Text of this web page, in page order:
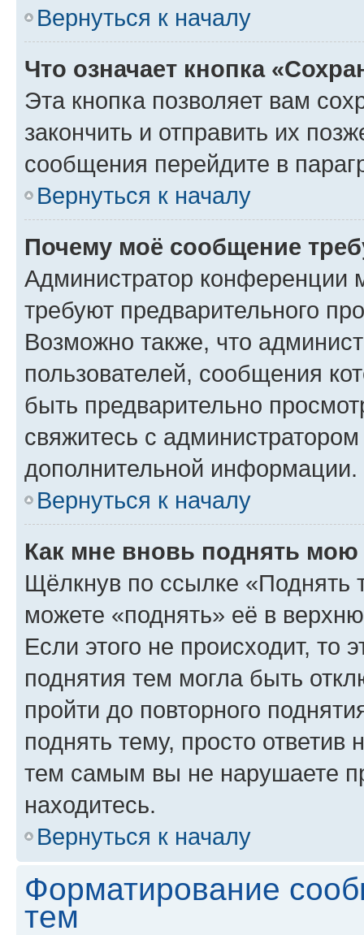
Вернуться к началу
Что означает кнопка
Эта кнопка позволяет вам
закончить и отправить их
сообщения перейдите в
Вернуться к началу
Почему моё сообщение
Администратор конференции
требуют предварительного
Возможно также, что
пользователей, сообщения
быть предварительно
свяжитесь с
дополнительной информации.
Вернуться к началу
Как мне вновь поднять мою
Щёлкнув по ссылке «Поднять
можете «поднять» её в
Если этого не происходит, то
поднятия тем могла быть
пройти до повторного
поднять тему, просто ответив
тем самым вы не нарушаете
находитесь.
Вернуться к началу
Форматирование
тем